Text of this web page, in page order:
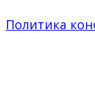
Политика